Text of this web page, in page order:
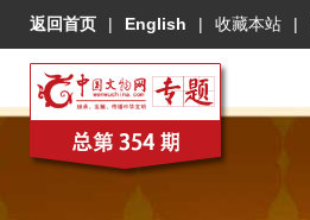
返回首页 | English | 收藏本站 |